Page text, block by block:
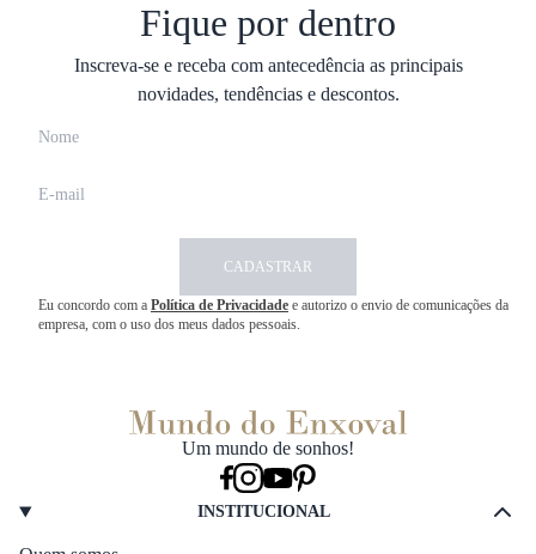
Fique por dentro
Inscreva-se e receba com antecedência as principais
novidades, tendências e descontos.
CADASTRAR
Eu concordo com a Política de Privacidade e autorizo o envio de comunicações da
empresa, com o uso dos meus dados pessoais.
Um mundo de sonhos!
INSTITUCIONAL